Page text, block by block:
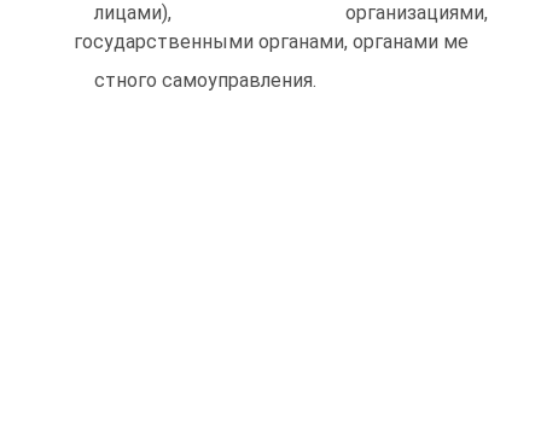
лицами), организациями,
государственными органами, органами ме
стного самоуправления.